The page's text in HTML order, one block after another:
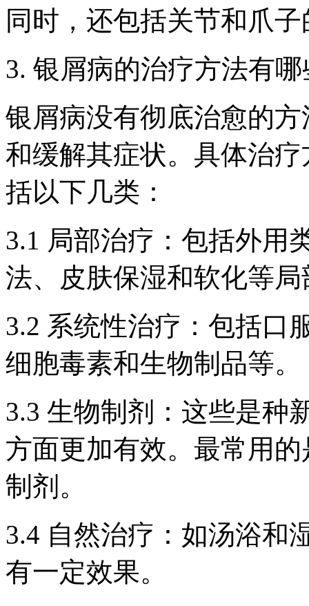
同时，还包括关节和爪
3. 银屑病的治疗方法有
银屑病没有彻底治愈的
和缓解其症状。具体治
括以下几类：
3.1 局部治疗：包括外用
法、皮肤保湿和软化等
3.2 系统性治疗：包括口
细胞毒素和生物制品等。
3.3 生物制剂：这些是种
方面更加有效。最常用
制剂。
3.4 自然治疗：如汤浴和
有一定效果。